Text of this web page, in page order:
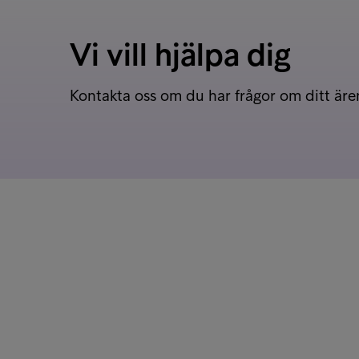
Vi vill hjälpa dig
Kontakta oss om du har frågor om ditt